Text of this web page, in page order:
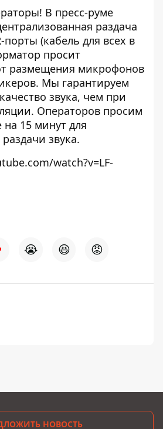
В пресс-руме
раздача
порты (кабель для всех в
просит
размещения микрофонов
Мы гарантируем
звука, чем при
Операторов просим
15 минут для
звука.
watch?v=LF-
😭 😆 😡
НОВОСТЬ